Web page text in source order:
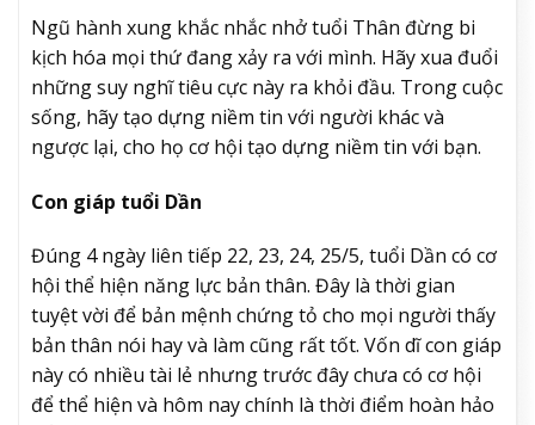
Ngũ hành xung khắc nhắc nhở tuổi Thân đừng bi
kịch hóa mọi thứ đang xảy ra với mình. Hãy xua đuổi
những suy nghĩ tiêu cực này ra khỏi đầu. Trong cuộc
sống, hãy tạo dựng niềm tin với người khác và
ngược lại, cho họ cơ hội tạo dựng niềm tin với bạn.
Con giáp tuổi Dần
Đúng 4 ngày liên tiếp 22, 23, 24, 25/5, tuổi Dần có cơ
hội thể hiện năng lực bản thân. Đây là thời gian
tuyệt vời để bản mệnh chứng tỏ cho mọi người thấy
bản thân nói hay và làm cũng rất tốt. Vốn dĩ con giáp
này có nhiều tài lẻ nhưng trước đây chưa có cơ hội
để thể hiện và hôm nay chính là thời điểm hoàn hảo